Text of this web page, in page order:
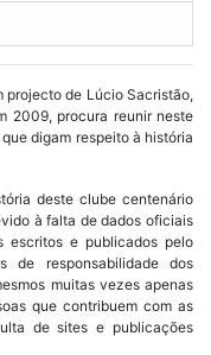
projecto de Lúcio Sacristão,
2009, procura reunir neste
digam respeito à história
deste clube centenário
à falta de dados oficiais
escritos e publicados pelo
de responsabilidade dos
muitas vezes apenas
que contribuem com as
de sites e publicações